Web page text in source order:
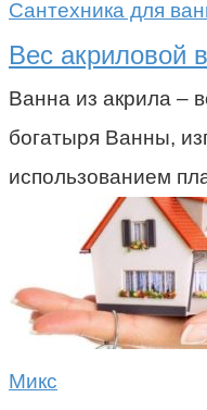
Сантехника для
Вес акриловой
Ванна из акрила –
богатыря Ванны,
использованием
Микс